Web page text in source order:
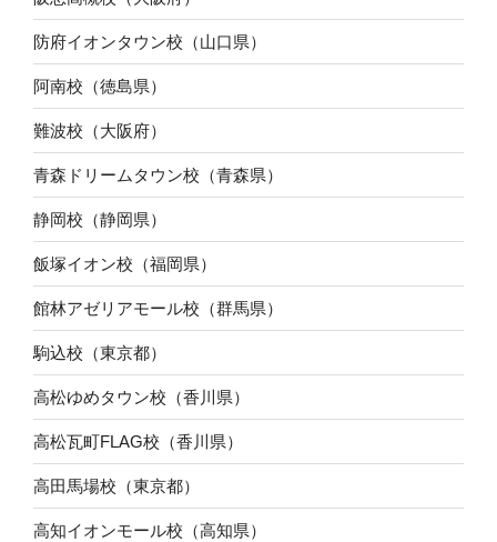
防府イオンタウン校（山口県）
阿南校（徳島県）
難波校（大阪府）
青森ドリームタウン校（青森県）
静岡校（静岡県）
飯塚イオン校（福岡県）
館林アゼリアモール校（群馬県）
駒込校（東京都）
高松ゆめタウン校（香川県）
高松瓦町FLAG校（香川県）
高田馬場校（東京都）
高知イオンモール校（高知県）